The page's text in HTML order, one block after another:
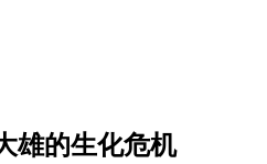
雄的生化危机